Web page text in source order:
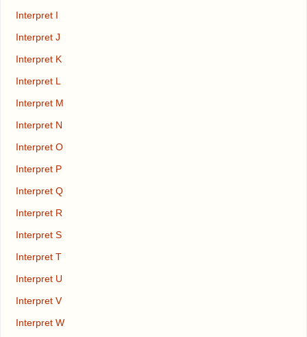
Interpret I
Interpret J
Interpret K
Interpret L
Interpret M
Interpret N
Interpret O
Interpret P
Interpret Q
Interpret R
Interpret S
Interpret T
Interpret U
Interpret V
Interpret W